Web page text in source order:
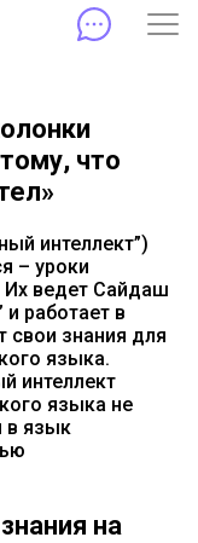
что
интеллект”)
– уроки
Их ведет Сайдаш
работает в
свои знания для
языка.
интеллект
языка не
в язык
на